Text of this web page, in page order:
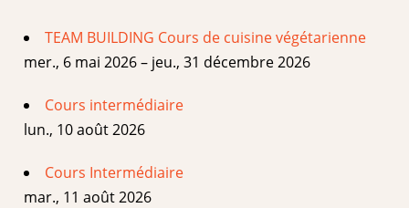
TEAM BUILDING Cours de cuisine végétarienne
mer., 6 mai 2026 – jeu., 31 décembre 2026
Cours intermédiaire
lun., 10 août 2026
Cours Intermédiaire
mar., 11 août 2026